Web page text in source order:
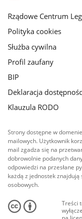
Rządowe Centrum
Polityka cookies
Służba cywilna
Profil zaufany
BIP
Deklaracja
Klauzula RODO
Strony dostępne w
mailowych. Użytkownik
mail zgadza się na
dobrowolnie podanych
odpowiedzi na przesłane
każdą z jednostek
osobowych.
Treści